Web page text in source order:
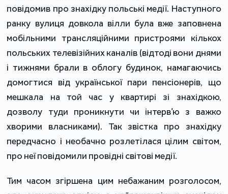
повідомив про знахідку польські медії. Наступного
ранку вулиця довкола вілли була вже заповнена
мобільними трансляційними пристроями кількох
польських телевізійних каналів (відтоді вони днями
і тижнями брали в облогу будинок, намагаючись
домогтися від української пари пенсіонерів, що
мешкала на той час у квартирі зі знахідкою,
дозволу туди проникнути чи інтерв’ю з важко
хворими власниками). Так звістка про знахідку
передчасно і необачно розлетілася цілим світом,
про неї повідомили провідні світові медії.
Тим часом згіршена цим небажаним розголосом,